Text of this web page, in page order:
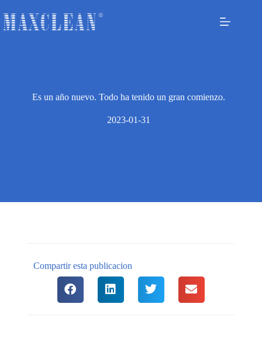
Es un año nuevo. Todo ha tenido un gran comienzo.
2023-01-31
Compartir esta publicacion